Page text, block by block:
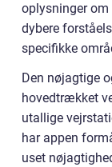
oplysninger om
dybere
specifikke
Den nøjagtige
hovedtrækket
utallige
har appen
uset